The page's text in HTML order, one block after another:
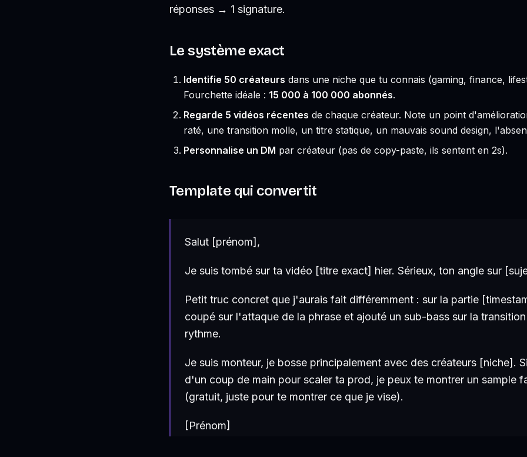
réponses → 1 signature.
Le système exact
Identifie 50 créateurs dans une niche que tu connais (gaming, finance,
Fourchette idéale : 15 000 à 100 000 abonnés.
Regarde 5 vidéos récentes de chaque créateur. Note un point
raté, une transition molle, un titre statique, un mauvais sound design,
Personnalise un DM par créateur (pas de copy-paste, ils sentent en 2s).
Template qui convertit
Salut [prénom],
Je suis tombé sur ta vidéo [titre exact] hier. Sérieux, ton angle sur
Petit truc concret que j'aurais fait différemment : sur la partie
coupé sur l'attaque de la phrase et ajouté un sub-bass sur la
rythme.
Je suis monteur, je bosse principalement avec des créateurs [niche].
d'un coup de main pour scaler ta prod, je peux te montrer un sample
(gratuit, juste pour te montrer ce que je vise).
[Prénom]